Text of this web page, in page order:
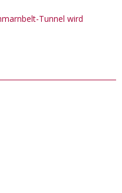
Tunnel wird